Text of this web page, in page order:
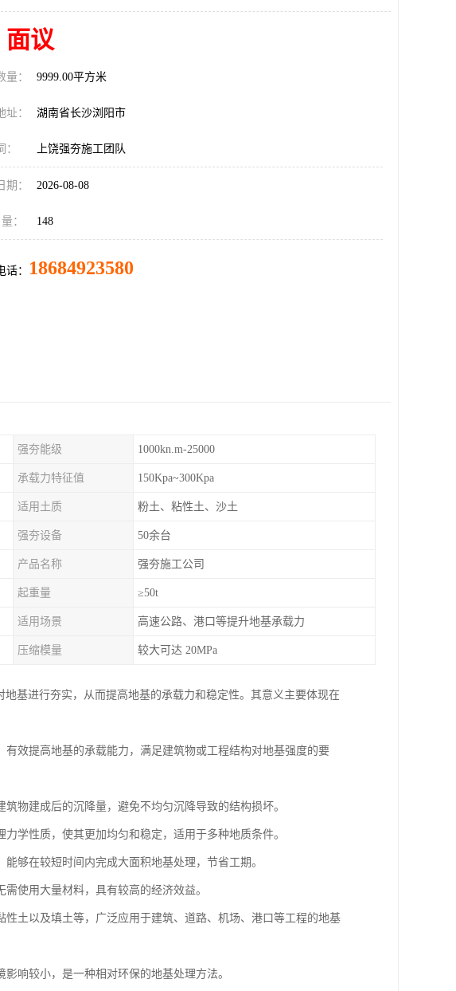
面议
量： 9999.00平方米
址： 湖南省长沙浏阳市
： 上饶强夯施工团队
期： 2026-08-08
： 148
话： 18684923580
强夯能级 1000kn.m-25000
承载力特征值 150Kpa~300Kpa
适用土质 粉土、粘性土、沙土
强夯设备 50余台
产品名称 强夯施工公司
起重量 ≥50t
适用场景 高速公路、港口等提升地基承载力
压缩模量 较大可达 20MPa
基进行夯实，从而提高地基的承载力和稳定性。其意义主要体现在
效提高地基的承载能力，满足建筑物或工程结构对地基强度的要
物建成后的沉降量，避免不均匀沉降导致的结构损坏。
学性质，使其更加均匀和稳定，适用于多种地质条件。
够在较短时间内完成大面积地基处理，节省工期。
使用大量材料，具有较高的经济效益。
土以及填土等，广泛应用于建筑、道路、机场、港口等工程的地基
响较小，是一种相对环保的地基处理方法。